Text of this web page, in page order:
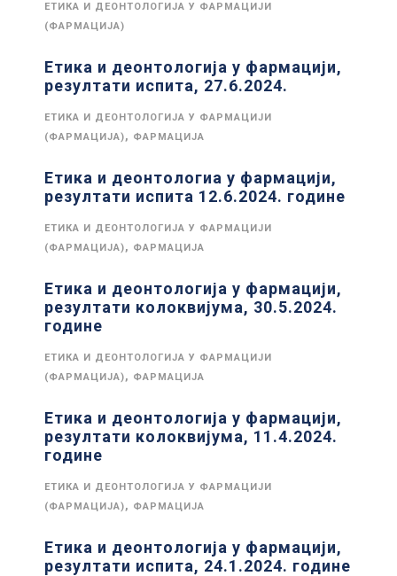
ЕТИКА И ДЕОНТОЛОГИЈА У ФАРМАЦИЈИ
(ФАРМАЦИЈА)
Етика и деонтологија у фармацији,
резултати испита, 27.6.2024.
ЕТИКА И ДЕОНТОЛОГИЈА У ФАРМАЦИЈИ
(ФАРМАЦИЈА), ФАРМАЦИЈА
Етика и деонтологиа у фармацији,
резултати испита 12.6.2024. године
ЕТИКА И ДЕОНТОЛОГИЈА У ФАРМАЦИЈИ
(ФАРМАЦИЈА), ФАРМАЦИЈА
Етика и деонтологија у фармацији,
резултати колоквијума, 30.5.2024.
године
ЕТИКА И ДЕОНТОЛОГИЈА У ФАРМАЦИЈИ
(ФАРМАЦИЈА), ФАРМАЦИЈА
Етика и деонтологија у фармацији,
резултати колоквијума, 11.4.2024.
године
ЕТИКА И ДЕОНТОЛОГИЈА У ФАРМАЦИЈИ
(ФАРМАЦИЈА), ФАРМАЦИЈА
Етика и деонтологија у фармацији,
резултати испита, 24.1.2024. године